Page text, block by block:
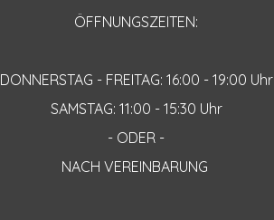
ÖFFNUNGSZEITEN:
DONNERSTAG - FREITAG: 16:00 - 19:00 Uhr
SAMSTAG: 11:00 - 15:30 Uhr
- ODER -
NACH VEREINBARUNG